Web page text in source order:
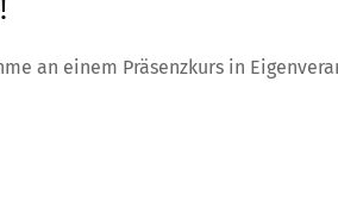
an einem Präsenzkurs in